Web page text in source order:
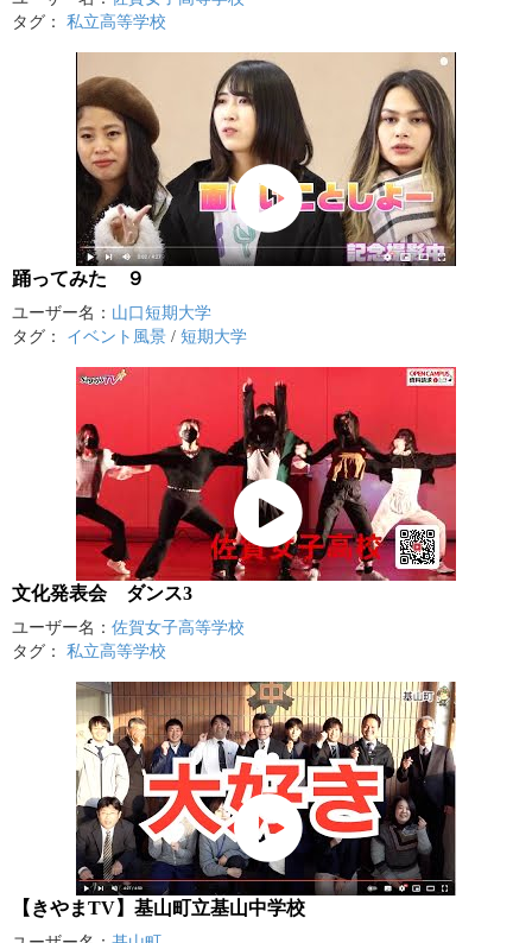
タグ： 私立高等学校
踊ってみた ９
ユーザー名： 山口短期大学
タグ： イベント風景 / 短期大学
文化発表会 ダンス3
ユーザー名： 佐賀女子高等学校
タグ： 私立高等学校
【きやまTV】基山町立基山中学校